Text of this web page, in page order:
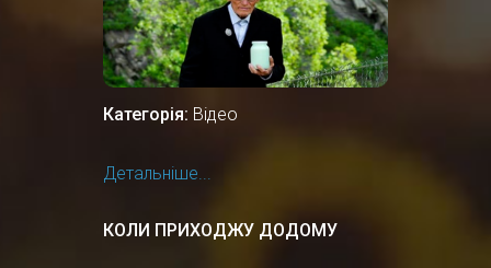
Категорія: Відео
Детальніше...
КОЛИ ПРИХОДЖУ ДОДОМУ